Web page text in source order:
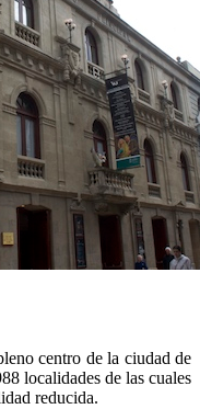
centro de la ciudad de
localidades de las cuales
reducida.